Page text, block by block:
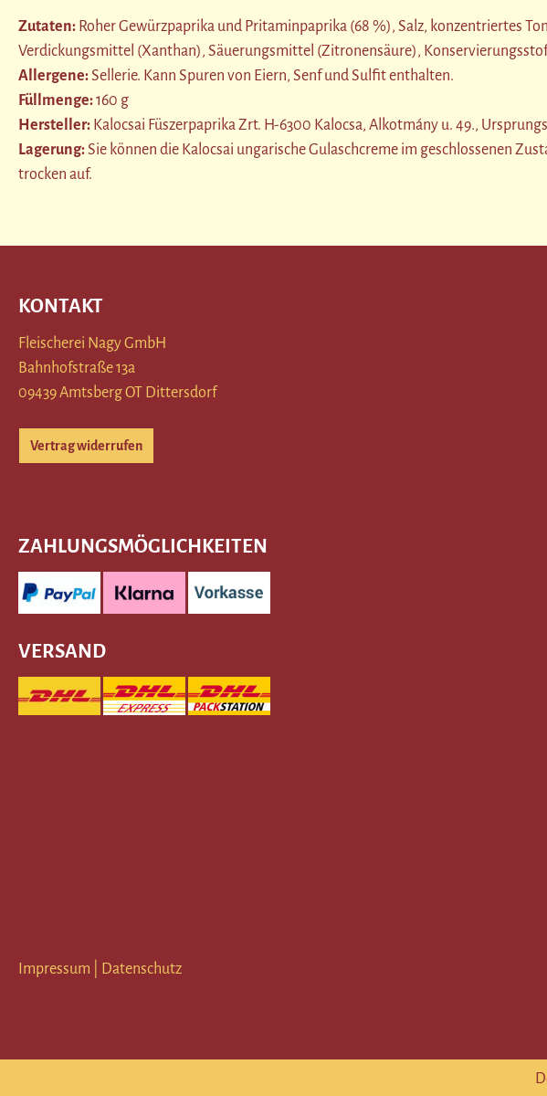
Zutaten: Roher Gewürzpaprika und Pritaminpaprika (68 %), Salz, konzentriertes
Verdickungsmittel (Xanthan), Säuerungsmittel (Zitronensäure),
Allergene:Sellerie. Kann Spuren von Eiern, Senf und Sulfit enthalten.
Füllmenge:160 g
Hersteller: Kalocsai Füszerpaprika Zrt. H-6300 Kalocsa, Alkotmány u. 49.,
Lagerung:Sie können die Kalocsai ungarische Gulaschcreme im geschlossenen
trocken auf.
KONTAKT
Fleischerei Nagy GmbH
Bahnhofstraße 13a
09439 Amtsberg OT Dittersdorf
Vertrag widerrufen
ZAHLUNGSMÖGLICHKEITEN
VERSAND
Impressum Datenschutz